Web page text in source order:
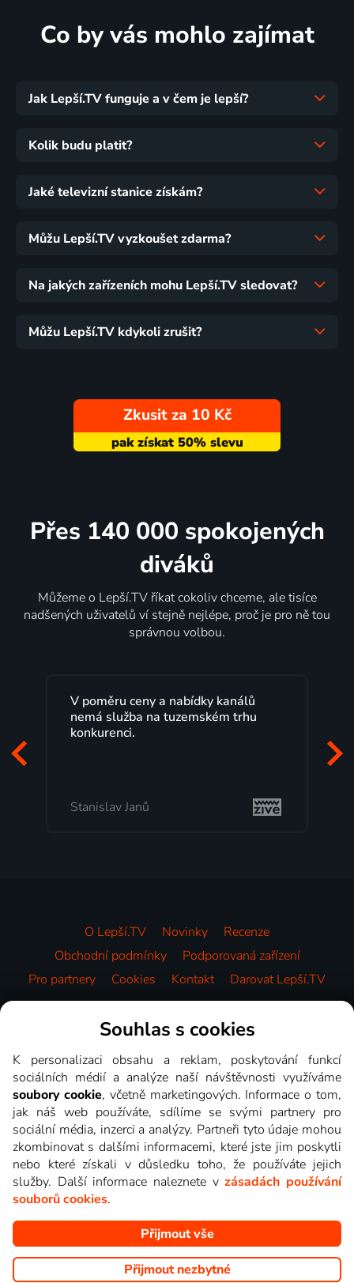
Co by vás mohlo zajímat
Jak Lepší.TV funguje a v čem je lepší?
Kolik budu platit?
Jaké televizní stanice získám?
Můžu Lepší.TV vyzkoušet zdarma?
Na jakých zařízeních mohu Lepší.TV sledovat?
Můžu Lepší.TV kdykoli zrušit?
Zkusit za 10 Kč
Přes 140 000 spokojených
diváků
Můžeme o Lepší.TV říkat cokoliv chceme, ale tisíce
nadšených uživatelů ví stejně nejlépe, proč je pro ně tou
správnou volbou.
Lepší.TV sleduji už několik let s
maximální spokojeností. Velký výběr
programů a nemuset běžet k TV na
Milada Tomešová
O Lepší.TV Novinky
Recenze
Obchodní podmínky
Podporovaná zařízení
Pro partnery
Cookies Kontakt Darovat Lepší.TV
Videotéka
Copyright © goNET s.r.o. Na tomto webu jsou zobrazovány
obrázky z pořadů TV stanic, které můžete sledovat v Lepší.TV.
Souhlas s cookies
K personalizaci obsahu a reklam, poskytování funkcí
sociálních médií a analýze naší návštěvnosti využíváme
soubory cookie, včetně marketingových. Informace o tom,
jak náš web používáte, sdílíme se svými partnery pro
sociální média, inzerci a analýzy. Partneři tyto údaje mohou
zkombinovat s dalšími informacemi, které jste jim poskytli
nebo které získali v důsledku toho, že používáte jejich
služby. Další informace naleznete vzásadách používání
souborů cookies.
Přijmout vše
Přijmout nezbytné